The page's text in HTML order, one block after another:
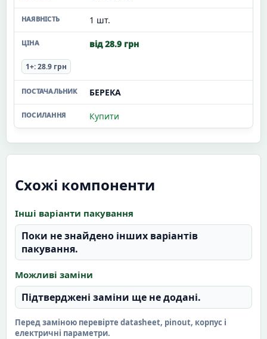
1 шт.
від 28.9 грн
1+: 28.9 грн
БЕРЕКА
Купити
Схожі компоненти
Інші варіанти пакування
Поки не знайдено інших варіантів
пакування.
Можливі заміни
Підтверджені заміни ще не додані.
Перед заміною перевірте datasheet, pinout, корпус і
електричні параметри.